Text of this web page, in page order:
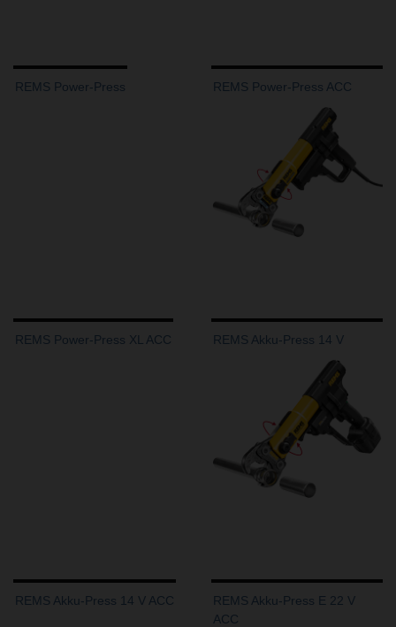
REMS Power-Press REMS Power-Press ACC
REMS Power-Press XL ACC REMS Akku-Press 14 V
REMS Akku-Press 14 V ACC
REMS Akku-Press E 22 V
ACC